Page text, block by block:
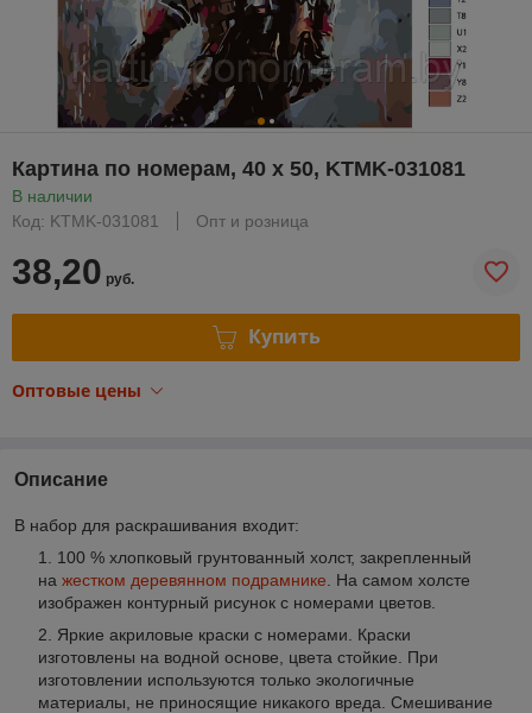
Картина по номерам, 40 x 50, KTMK-031081
В наличии
Код: KTMK-031081
Опт и розница
38,20 руб.
Купить
Оптовые цены
Описание
В набор для раскрашивания входит:
100 % хлопковый грунтованный холст, закрепленный
на жестком деревянном подрамнике . На самом холсте
изображен контурный рисунок с номерами цветов.
Яркие акриловые краски с номерами. Краски
изготовлены на водной основе, цвета стойкие. При
изготовлении используются только экологичные
материалы, не приносящие никакого вреда. Смешивание